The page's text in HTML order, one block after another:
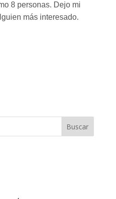
8 personas. Dejo mi
más interesado.
Buscar